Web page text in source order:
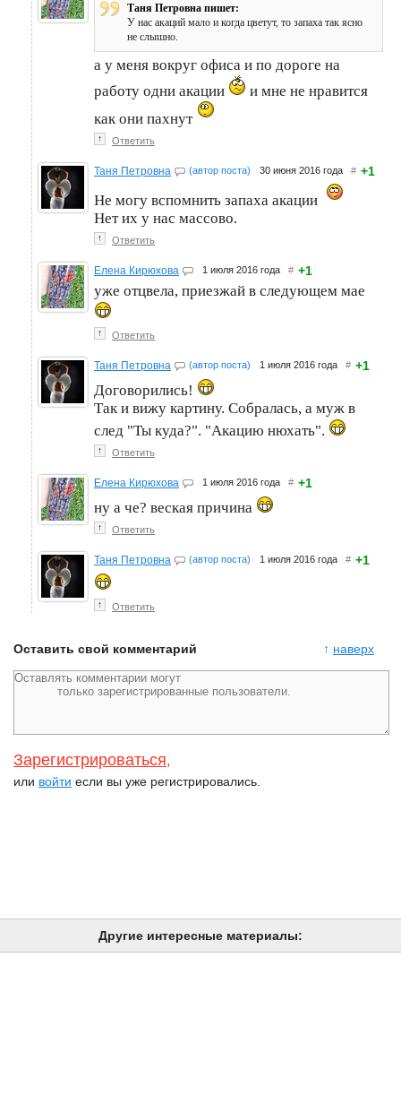
Таня Петровна пишет:
У нас акаций мало и когда цветут, то запаха так ясно
не слышно.
а у меня вокруг офиса и по дороге на
работу одни акации
и мне не нравится
как они пахнут
↑ Ответить
Таня Петровна (автор поста) 30 июня 2016 года # +1
Не могу вспомнить запаха акации
Нет их у нас массово.
↑ Ответить
Елена Кирюхова 1 июля 2016 года # +1
уже отцвела, приезжай в следующем мае
↑ Ответить
Таня Петровна (автор поста) 1 июля 2016 года # +1
Договорились!
Так и вижу картину. Собралась, а муж в
след "Ты куда?". "Акацию нюхать".
↑ Ответить
Елена Кирюхова 1 июля 2016 года # +1
ну а че? веская причина
↑ Ответить
Таня Петровна (автор поста) 1 июля 2016 года # +1
↑ Ответить
↑ наверх
Оставить свой комментарий
Зарегистрироваться,
или войти если вы уже регистрировались.
Другие интересные материалы: